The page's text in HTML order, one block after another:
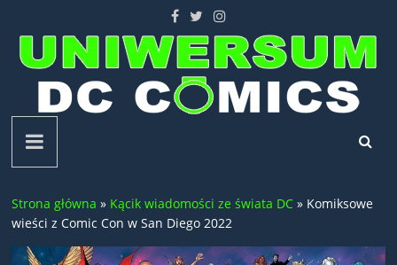
content
Uniwersum
DC
Comics
Strona główna » Kącik wiadomości ze świata DC » Komiksowe
wieści z Comic Con w San Diego 2022